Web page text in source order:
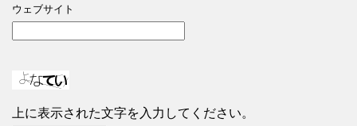
ウェブサイト
上に表示された文字を入力してください。